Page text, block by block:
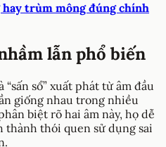
hay trùm mông đúng chính
lẫn phổ biến
“sấn sổ” xuất phát từ âm đầu
giống nhau trong nhiều
biệt rõ hai âm này, họ dễ
thành thói quen sử dụng sai